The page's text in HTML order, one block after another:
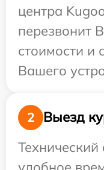
центра
перезвонит
стоимости и
Вашего
2
Выезд
Технический